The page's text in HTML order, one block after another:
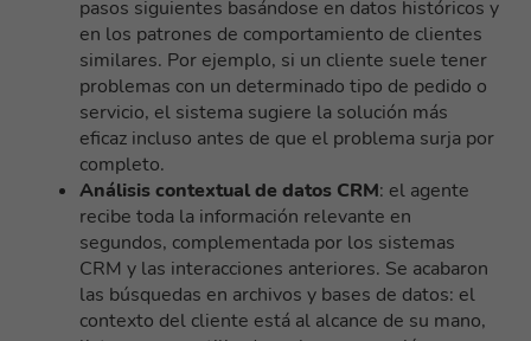
pasos siguientes basándose en datos históricos y
en los patrones de comportamiento de clientes
similares. Por ejemplo, si un cliente suele tener
problemas con un determinado tipo de pedido o
servicio, el sistema sugiere la solución más
eficaz incluso antes de que el problema surja por
completo.
Análisis contextual de datos CRM: el agente
recibe toda la información relevante en
segundos, complementada por los sistemas
CRM y las interacciones anteriores. Se acabaron
las búsquedas en archivos y bases de datos: el
contexto del cliente está al alcance de su mano,